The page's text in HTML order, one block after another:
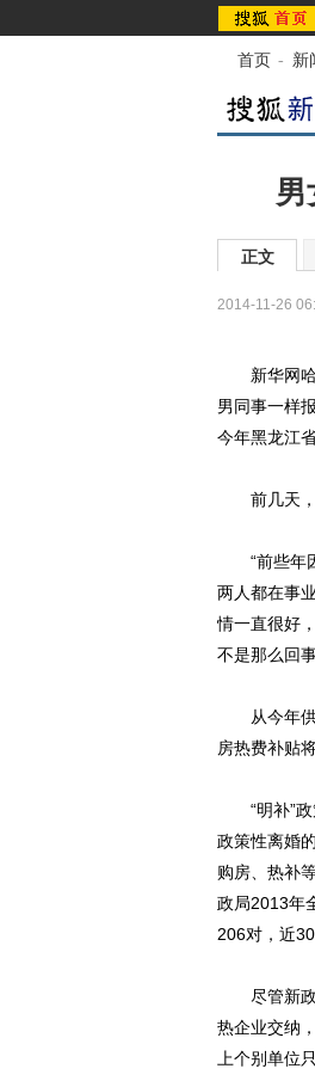
首页 - 新
男
正文
2014-11-26
新华网哈
男同事一样
今年黑龙江
前几天，
“前些年因
两人都在事
情一直很好
不是那么回
从今年供
房热费补贴
“明补”政
政策性离婚
购房、热补
政局2013年
206对，近
尽管新政
热企业交纳
上个别单位